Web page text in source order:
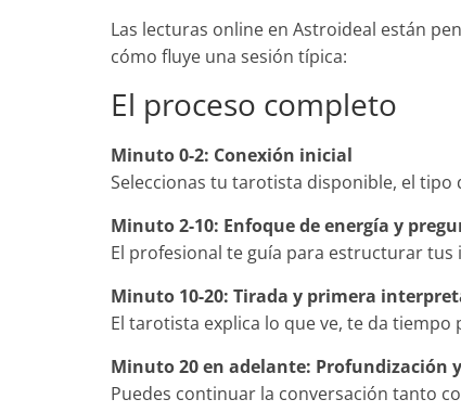
Las lecturas online en Astroideal están
cómo fluye una sesión típica:
El proceso completo
Minuto 0-2: Conexión inicial
Seleccionas tu tarotista disponible, el
Minuto 2-10: Enfoque de energía y
El profesional te guía para estructurar tus
Minuto 10-20: Tirada y primera
El tarotista explica lo que ve, te da
Minuto 20 en adelante: Profundización
Puedes continuar la conversación tanto